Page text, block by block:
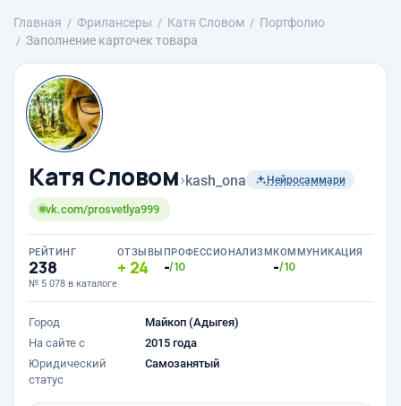
Главная Фрилансеры Катя Словом
Портфолио
Заполнение карточек товара
Катя Словом›kash_ona Нейросаммари
vk.com/prosvetlya999
РЕЙТИНГ
238
№ 5 078 в каталоге
ОТЗЫВЫ
24
ПРОФЕССИОНАЛИЗМ
-/10
КОММУНИКАЦИЯ
-/10
Город
Майкоп (Адыгея)
На сайте с
2015 года
Юридический
статус
Самозанятый